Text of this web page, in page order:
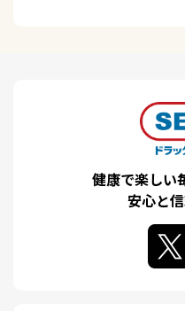
健康で楽しい
安心と